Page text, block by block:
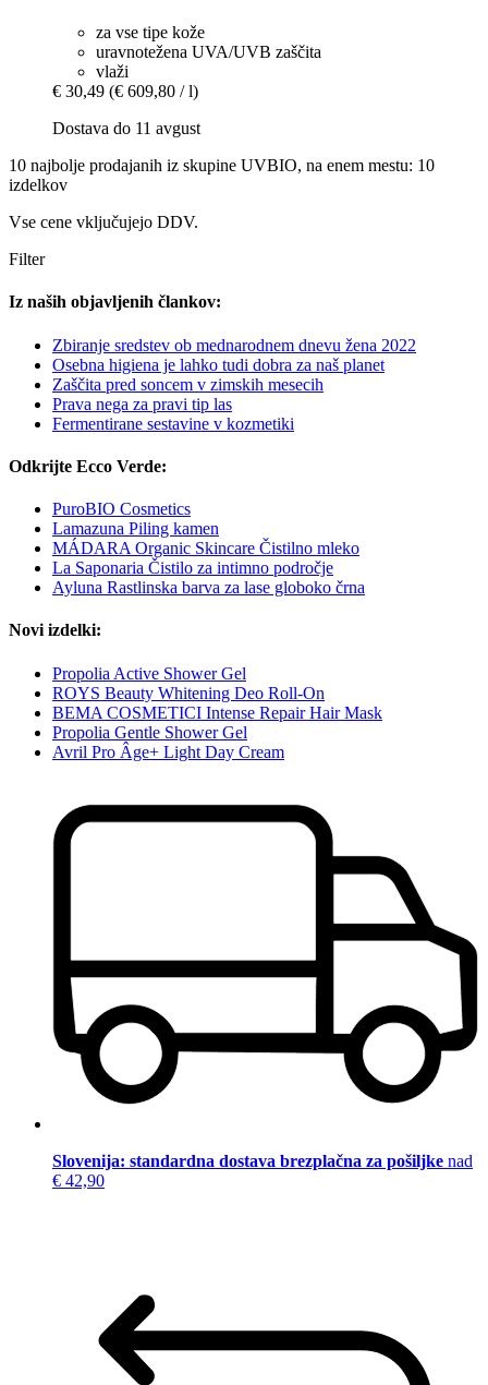
za vse tipe kože
uravnotežena UVA/UVB zaščita
vlaži
€ 30,49 (€ 609,80 / l)
Dostava do 11 avgust
10 najbolje prodajanih iz skupine UVBIO, na enem mestu: 10
izdelkov
Vse cene vključujejo DDV.
Filter
Iz naših objavljenih člankov:
Zbiranje sredstev ob mednarodnem dnevu žena 2022
Osebna higiena je lahko tudi dobra za naš planet
Zaščita pred soncem v zimskih mesecih
Prava nega za pravi tip las
Fermentirane sestavine v kozmetiki
Odkrijte Ecco Verde:
PuroBIO Cosmetics
Lamazuna Piling kamen
MÁDARA Organic Skincare Čistilno mleko
La Saponaria Čistilo za intimno področje
Ayluna Rastlinska barva za lase globoko črna
Novi izdelki:
Propolia Active Shower Gel
ROYS Beauty Whitening Deo Roll-On
BEMA COSMETICI Intense Repair Hair Mask
Propolia Gentle Shower Gel
Avril Pro Âge+ Light Day Cream
Slovenija: standardna dostava brezplačna za pošiljke nad
€ 42,90